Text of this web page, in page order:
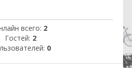
всего: 2
Гостей: 2
0